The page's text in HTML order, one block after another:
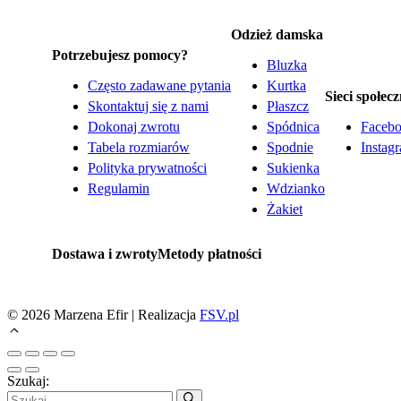
Potrzebujesz pomocy?
Często zadawane pytania
Skontaktuj się z nami
Dokonaj zwrotu
Tabela rozmiarów
Polityka prywatności
Regulamin
Odzież damska
Bluzka
Kurtka
Płaszcz
Spódnica
Spodnie
Sukienka
Wdzianko
Żakiet
Sieci
Dostawa i zwrotyMetody płatności
© 2026 Marzena Efir | Realizacja FSV.pl
Szukaj: